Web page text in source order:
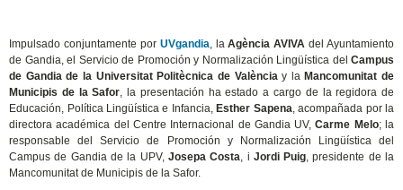
Impulsado conjuntamente por UVgandia, laAgència AVIVAdel Ayuntamiento
de Gandia, el Servicio de Promoción y Normalización Lingüística delCampus
de Gandia de la Universitat Politècnica de Valènciay laMancomunitat de
Municipis de la Safor, la presentación ha estado a cargo de la regidora de
Educación, Política Lingüística e Infancia,Esther Sapena, acompañada por la
directora académica del Centre Internacional de Gandia UV,Carme Melo; la
responsable del Servicio de Promoción y Normalización Lingüística del
Campus de Gandia de la UPV, Josepa Costa, i Jordi Puig, presidente de la
Mancomunitat de Municipis de la Safor.